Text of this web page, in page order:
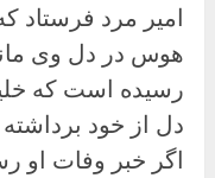
امیر مرد فرستاد
هوس در دل وی
رسیده است که
دل از خود
اگر خبر وفات او